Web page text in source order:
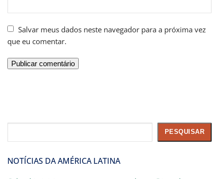
Salvar meus dados neste navegador para a próxima vez
que eu comentar.
PESQUISAR
NOTÍCIAS DA AMÉRICA LATINA